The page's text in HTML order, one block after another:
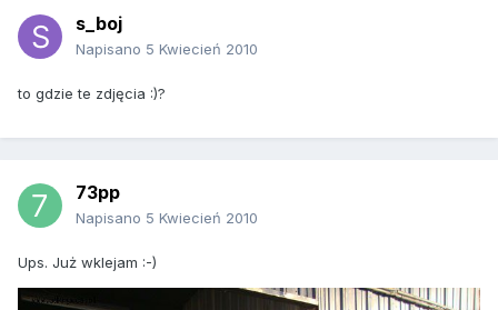
s_boj
Napisano 5 Kwiecień 2010
to gdzie te zdjęcia :)?
73pp
Napisano 5 Kwiecień 2010
Ups. Już wklejam :-)